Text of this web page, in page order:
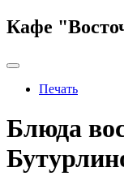
Кафе
Печать
Блюда